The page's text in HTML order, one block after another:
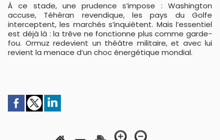
À ce stade, une prudence s’impose : Washington
accuse, Téhéran revendique, les pays du Golfe
interceptent, les marchés s’inquiètent. Mais l’essentiel
est déjà là : la trêve ne fonctionne plus comme garde-
fou. Ormuz redevient un théâtre militaire, et avec lui
revient la menace d’un choc énergétique mondial.